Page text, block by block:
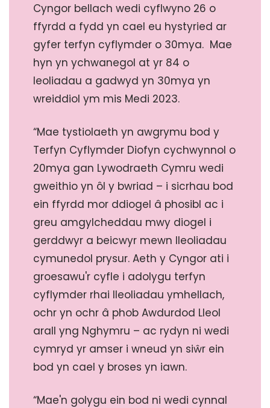
Cyngor bellach wedi cyflwyno 26 o
ffyrdd a fydd yn cael eu hystyried ar
gyfer terfyn cyflymder o 30mya. Mae
hyn yn ychwanegol at yr 84 o
leoliadau a gadwyd yn 30mya yn
wreiddiol ym mis Medi 2023.
“Mae tystiolaeth yn awgrymu bod y
Terfyn Cyflymder Diofyn cychwynnol o
20mya gan Lywodraeth Cymru wedi
gweithio yn ôl y bwriad – i sicrhau bod
ein ffyrdd mor ddiogel â phosibl ac i
greu amgylcheddau mwy diogel i
gerddwyr a beicwyr mewn lleoliadau
cymunedol prysur. Aeth y Cyngor ati i
groesawu'r cyfle i adolygu terfyn
cyflymder rhai lleoliadau ymhellach,
ochr yn ochr â phob Awdurdod Lleol
arall yng Nghymru – ac rydyn ni wedi
cymryd yr amser i wneud yn siŵr ein
bod yn cael y broses yn iawn.
“Mae'n golygu ein bod ni wedi cynnal